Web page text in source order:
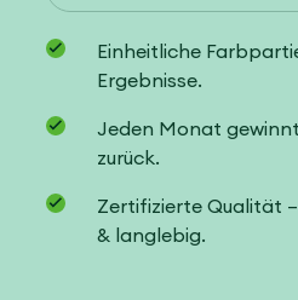
Einheitliche
Ergebnisse.
Jeden Monat
zurück.
Zertifizierte Qualität
& langlebig.